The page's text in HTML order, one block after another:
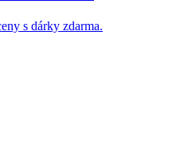
s dárky zdarma.